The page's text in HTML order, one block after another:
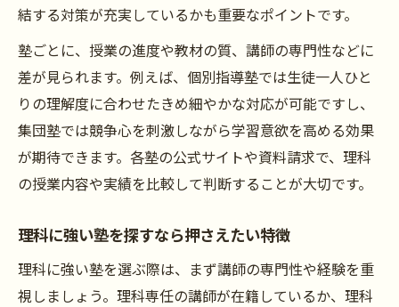
理科強化に適した塾の選び方ガイド
入試に強い塾の理科対策法とは
理科苦手克服のための塾活用術
受験直前でも伸びる塾の特徴
個別指導が理科学習に与える効果とは
個別指導塾と集団塾の理科指導比較表
個別指導で理科が伸びる理由
理科苦手克服に個別指導が有効な場面
個別指導塾のメリット・デメリット
結する対策が充実しているかも重要なポイントです。
塾ごとに、授業の進度や教材の質、講師の専門性などに
差が見られます。例えば、個別指導塾では生徒一人ひと
りの理解度に合わせたきめ細やかな対応が可能ですし、
集団塾では競争心を刺激しながら学習意欲を高める効果
が期待できます。各塾の公式サイトや資料請求で、理科
の授業内容や実績を比較して判断することが大切です。
理科に強い塾を探すなら押さえたい特徴
理科に強い塾を選ぶ際は、まず講師の専門性や経験を重
視しましょう。理科専任の講師が在籍しているか、理科